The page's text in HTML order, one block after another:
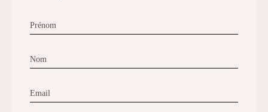
Prénom
Nom
Email